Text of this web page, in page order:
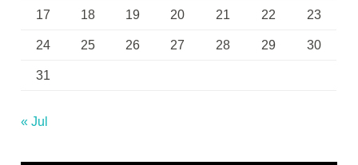
17 18 19 20 21 22 23
24 25 26 27 28 29 30
31
« Jul